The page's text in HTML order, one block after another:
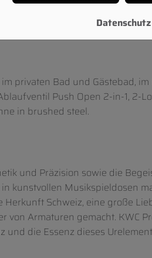
KWC AVA. Der matt
natürlichen Material- und
privaten Bad und Gästebad,
Push Open 2-in-1, 2-
in brushed steel.
und Präzision sowie die
in kunstvollen Musikspieldosen
Schweiz, eine große
von Armaturen gemacht. KWC
und die Essenz dieses
Datenschutz